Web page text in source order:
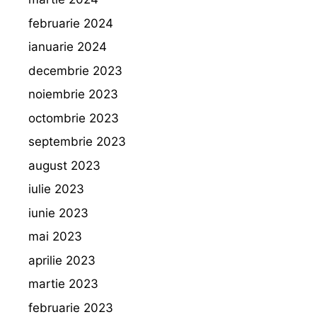
februarie 2024
ianuarie 2024
decembrie 2023
noiembrie 2023
octombrie 2023
septembrie 2023
august 2023
iulie 2023
iunie 2023
mai 2023
aprilie 2023
martie 2023
februarie 2023